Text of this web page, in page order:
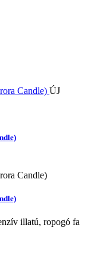
ÚJ
illatú, ropogó fa